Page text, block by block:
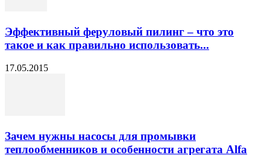
Эффективный феруловый пилинг – что это
такое и как правильно использовать...
17.05.2015
Зачем нужны насосы для промывки
теплообменников и особенности агрегата Alfa